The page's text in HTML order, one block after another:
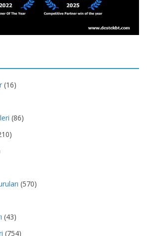
(16)
(86)
(570)
(43)
(754)